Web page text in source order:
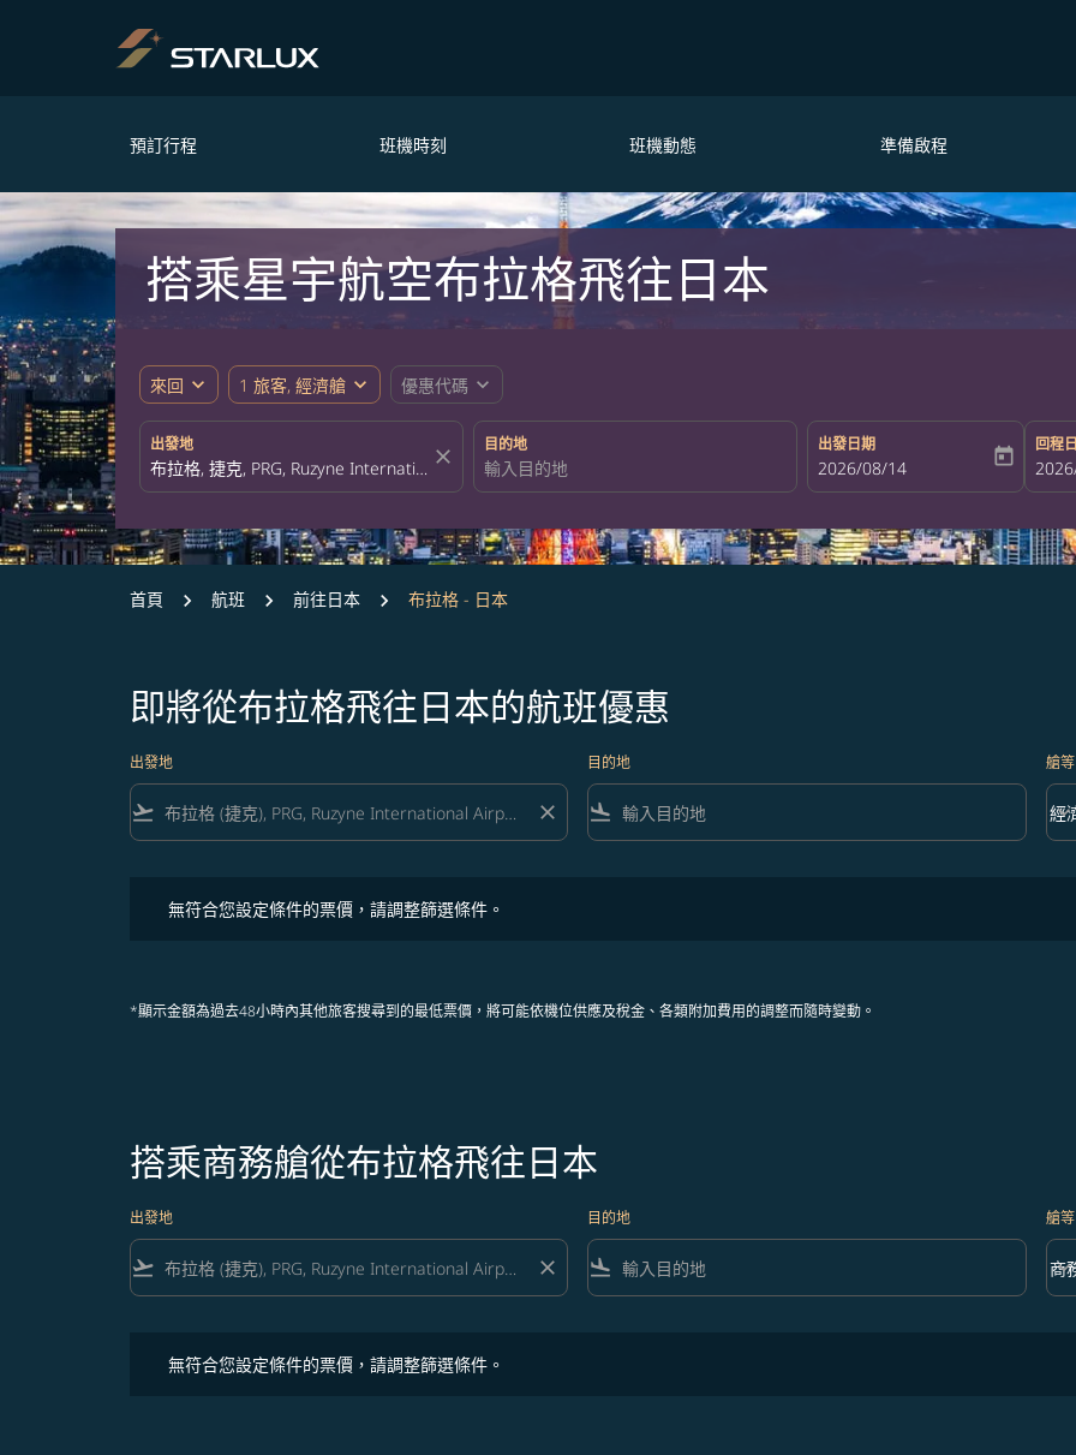
預訂行程 班機時刻 班機動態 準備啟程
搭乘星宇航空布拉格飛往日本
來回 expand_more 1 旅客, 經濟艙 expand_more 優惠代碼 expand_more
出發地
close
目的地 出發日期
fc-booking-departure-date-aria-
2026/08/14 today
回程
fc-
首頁 航班 前往日本 布拉格 - 日本
即將從布拉格飛往日本的航班優惠
出發地
flight_takeoff close
目的地
flight_land
艙等
艙
經
keyboard_arrow_down
無符合您設定條件的票價，請調整篩選條件。
*顯示金額為過去48小時內其他旅客搜尋到的最低票價，將可能依機位供應及稅金、各類附加費用的調整而隨時變動。
搭乘商務艙從布拉格飛往日本
出發地
flight_takeoff close
目的地
flight_land
艙等
艙
商
keyboard_arrow_down
無符合您設定條件的票價，請調整篩選條件。